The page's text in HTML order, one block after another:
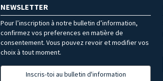
NEWSLETTER
Pour l’inscription à notre bulletin d’information,
confirmez vos preferences en matière de
consentement. Vous pouvez revoir et modifier vos
choix à tout moment.
Inscris-toi au bulletin d'information